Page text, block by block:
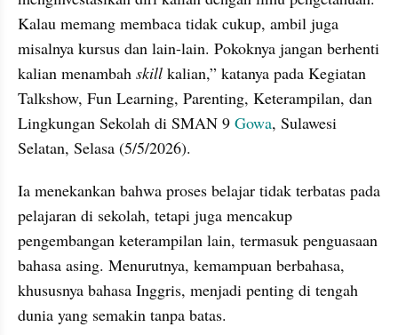
Kalau memang membaca tidak cukup, ambil juga
misalnya kursus dan lain-lain. Pokoknya jangan berhenti
kalian menambah skill kalian,” katanya pada Kegiatan
Talkshow, Fun Learning, Parenting, Keterampilan, dan
Lingkungan Sekolah di SMAN 9 Gowa, Sulawesi
Selatan, Selasa (5/5/2026).
Ia menekankan bahwa proses belajar tidak terbatas pada
pelajaran di sekolah, tetapi juga mencakup
pengembangan keterampilan lain, termasuk penguasaan
bahasa asing. Menurutnya, kemampuan berbahasa,
khususnya bahasa Inggris, menjadi penting di tengah
dunia yang semakin tanpa batas.